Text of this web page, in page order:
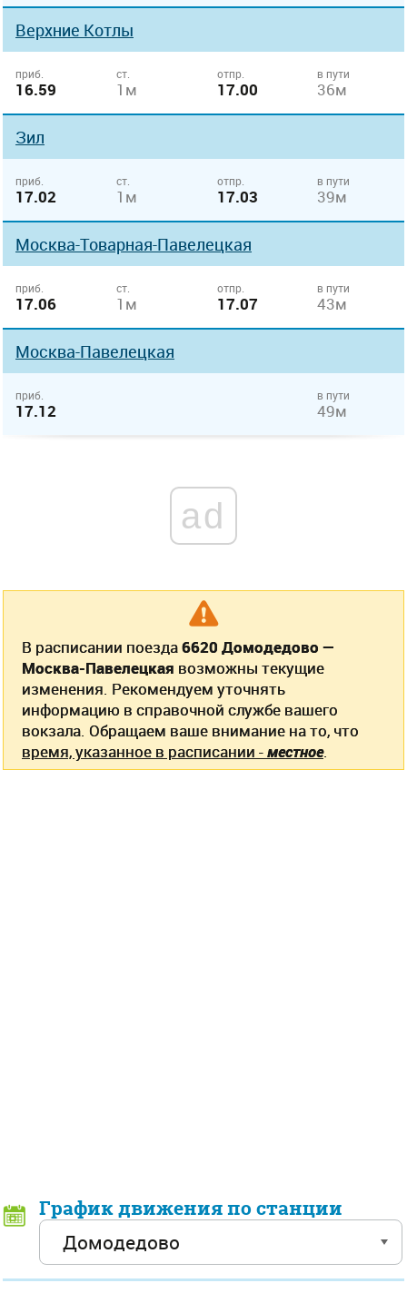
Верхние Котлы
приб.
16.59
ст.
1м
отпр.
17.00
в пути
36м
Зил
приб.
17.02
ст.
1м
отпр.
17.03
в пути
39м
Москва-Товарная-Павелецкая
приб.
17.06
ст.
1м
отпр.
17.07
в пути
43м
Москва-Павелецкая
приб.
17.12
в пути
49м
ad
В расписании поезда6620 Домодедово —
Москва-Павелецкая возможны текущие
изменения. Рекомендуем уточнять
информацию в справочной службе вашего
вокзала. Обращаем ваше внимание на то, что
время, указанное в расписании -местное.
График движения по станции